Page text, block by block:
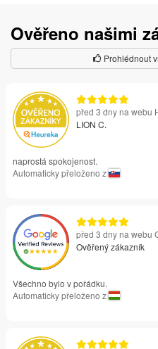
Ověřeno našimi
Prohlédnout
před 3 dny na webu
LION C.
naprostá spokojenost.
Automaticky přeloženo z
před 3 dny na webu
Ověřený zákazník
Všechno bylo v pořádku.
Automaticky přeloženo z